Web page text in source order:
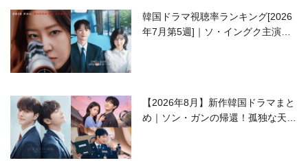
韓国ドラマ視聴率ランキング[2026
年7月第5週]｜ソ・イングク主演の
【2026年8月】新作韓国ドラマまと
め｜ソン・ガンの帰還！孤独な天才